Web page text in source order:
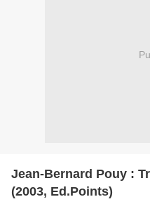
Jean-Bernard Pouy :
(2003, Ed.Points)